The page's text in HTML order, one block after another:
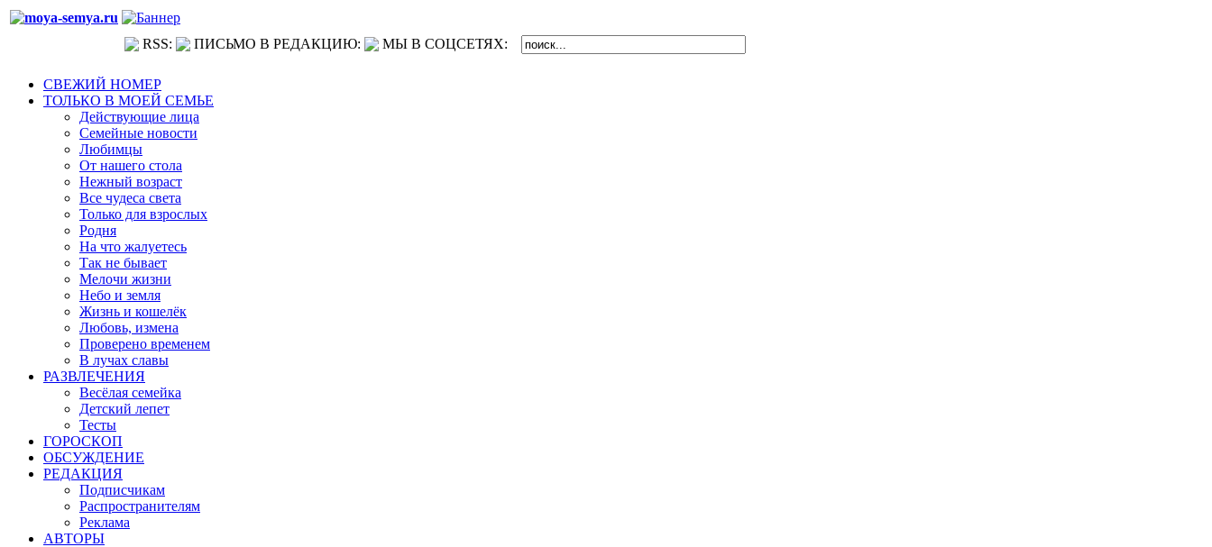
RSS: ПИСЬМО В РЕДАКЦИЮ: МЫ В СОЦСЕТЯХ:
СВЕЖИЙ НОМЕР
ТОЛЬКО В МОЕЙ СЕМЬЕ
Действующие лица
Семейные новости
Любимцы
От нашего стола
Нежный возраст
Все чудеса света
Только для взрослых
Родня
На что жалуетесь
Так не бывает
Мелочи жизни
Небо и земля
Жизнь и кошелёк
Любовь, измена
Проверено временем
В лучах славы
РАЗВЛЕЧЕНИЯ
Весёлая семейка
Детский лепет
Тесты
ГОРОСКОП
ОБСУЖДЕНИЕ
РЕДАКЦИЯ
Подписчикам
Распространителям
Реклама
АВТОРЫ